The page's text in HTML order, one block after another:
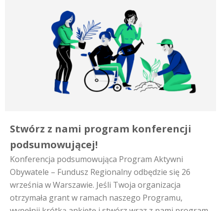
Stwórz z nami program konferencji
podsumowującej!
Konferencja podsumowująca Program Aktywni
Obywatele – Fundusz Regionalny odbędzie się 26
września w Warszawie. Jeśli Twoja organizacja
otrzymała grant w ramach naszego Programu,